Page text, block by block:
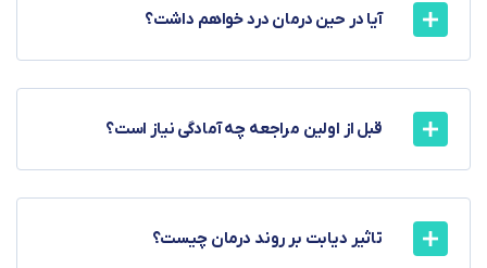
آیا در حین درمان درد خواهم داشت؟
قبل از اولین مراجعه چه آمادگی نیاز است؟
تاثیر دیابت بر روند درمان چیست؟